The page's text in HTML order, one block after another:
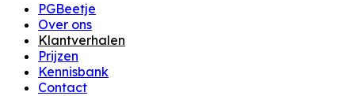
PGBeetje
Over ons
Klantverhalen
Prijzen
Kennisbank
Contact